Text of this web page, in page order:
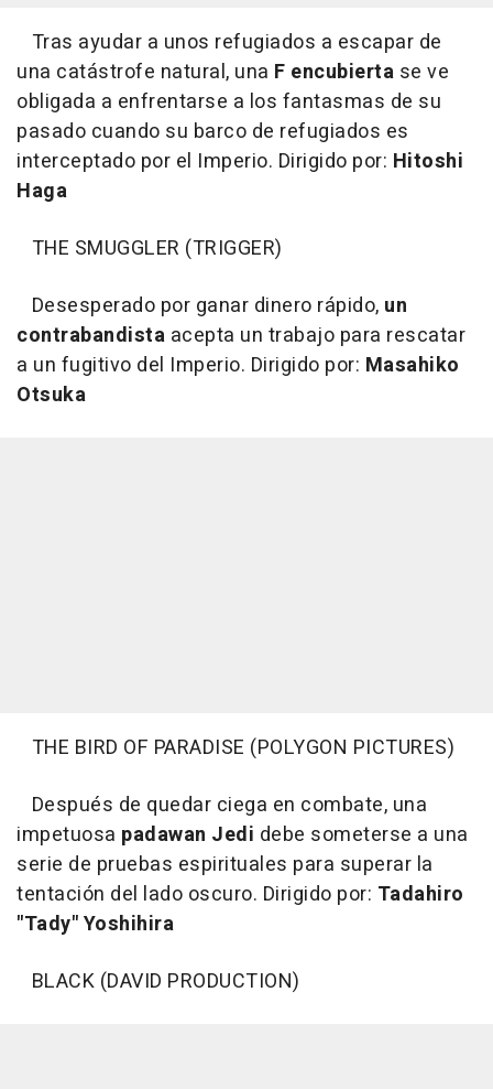
Tras ayudar a unos refugiados a escapar de
una catástrofe natural, una F encubierta se ve
obligada a enfrentarse a los fantasmas de su
pasado cuando su barco de refugiados es
interceptado por el Imperio. Dirigido por: Hitoshi
Haga
THE SMUGGLER (TRIGGER)
Desesperado por ganar dinero rápido, un
contrabandista acepta un trabajo para rescatar
a un fugitivo del Imperio. Dirigido por: Masahiko
Otsuka
THE BIRD OF PARADISE (POLYGON PICTURES)
Después de quedar ciega en combate, una
impetuosa padawan Jedi debe someterse a una
serie de pruebas espirituales para superar la
tentación del lado oscuro. Dirigido por: Tadahiro
"Tady" Yoshihira
BLACK (DAVID PRODUCTION)